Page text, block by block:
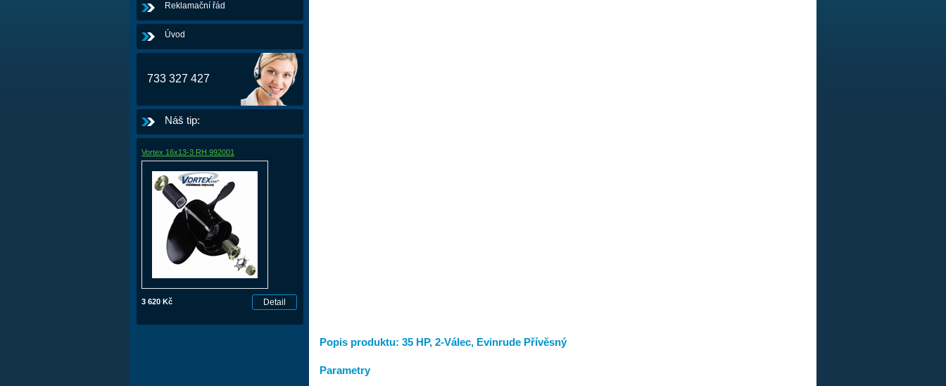
Reklamační řád
Úvod
733 327 427
Náš tip:
Vortex 16x13-3 RH 992001
3 620 Kč
Popis produktu: 35 HP, 2-Válec, Evinrude Přívěsný
Parametry